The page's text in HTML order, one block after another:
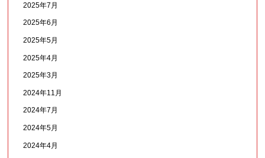
2025年7月
2025年6月
2025年5月
2025年4月
2025年3月
2024年11月
2024年7月
2024年5月
2024年4月